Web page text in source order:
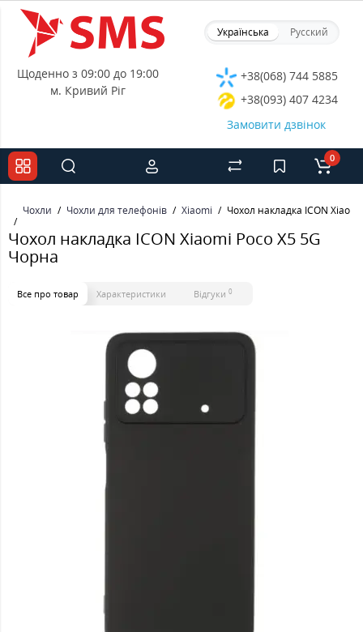
Українська Русский
Щоденно з 09:00 до 19:00
м. Кривий Ріг
+38(068) 744 5885
+38(093) 407 4234
Замовити дзвінок
0
Чохли Чохли для телефонів Xiaomi Чохол накладка ICON
Чохол накладка ICON Xiaomi Poco X5 5G
Чорна
Все про товар Характеристики Відгуки 0